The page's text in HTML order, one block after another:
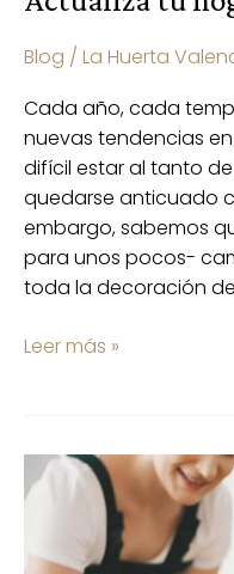
Blog / La Huerta
Cada año, cada
nuevas tendencias
difícil estar al tanto
quedarse anticuado
embargo, sabemos
para unos pocos-
toda la decoración
Leer más »
Limpieza
natural
sostenible